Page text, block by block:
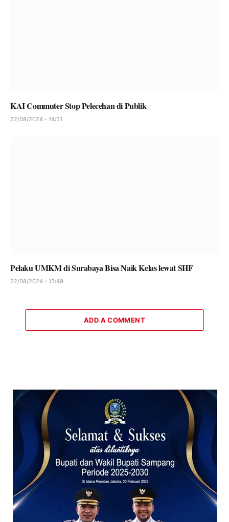
KAI Commuter Stop Pelecehan di Publik
22/08/2024 - 14:51
Pelaku UMKM di Surabaya Bisa Naik Kelas lewat SHF
22/08/2024 - 13:49
ADD A COMMENT